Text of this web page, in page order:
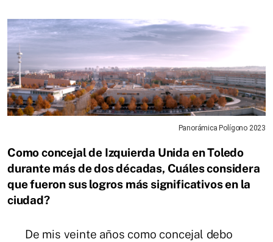
Panorámica Polígono 2023
Como concejal de Izquierda Unida en Toledo
durante más de dos décadas, Cuáles considera
que fueron sus logros más significativos en la
ciudad?
De mis veinte años como concejal debo